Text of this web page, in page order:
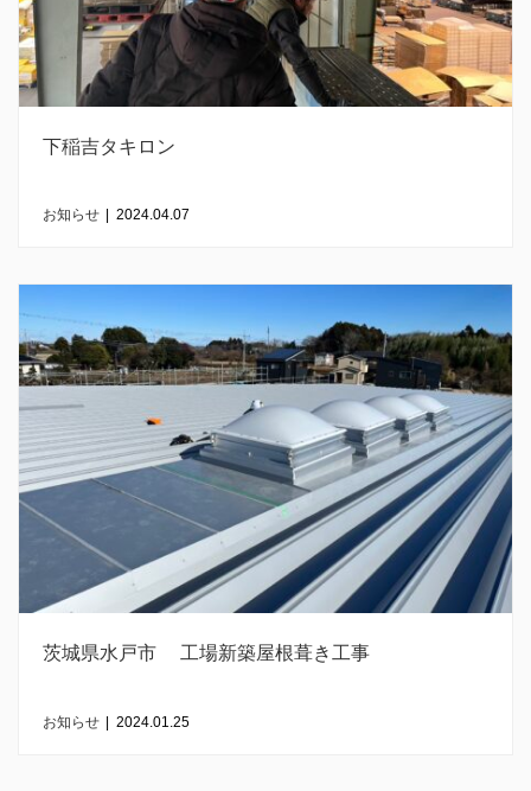
下稲吉タキロン
お知らせ 2024.04.07
茨城県水戸市 工場新築屋根葺き工事
お知らせ | 2024.01.25